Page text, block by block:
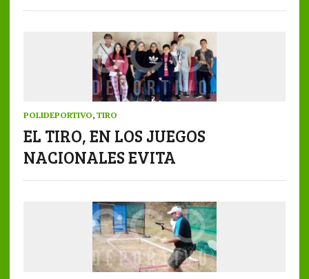
POLIDEPORTIVO, TIRO
EL TIRO, EN LOS JUEGOS
NACIONALES EVITA